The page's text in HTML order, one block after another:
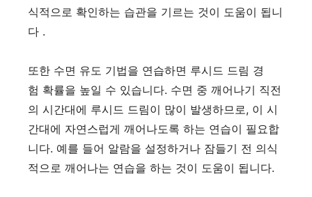
식적으로 확인하는 습관을 기르는 것이 도움이 됩니
다 .
또한 수면 유도 기법을 연습하면 루시드 드림 경
험 확률을 높일 수 있습니다. 수면 중 깨어나기 직전
의 시간대에 루시드 드림이 많이 발생하므로, 이 시
간대에 자연스럽게 깨어나도록 하는 연습이 필요합
니다. 예를 들어 알람을 설정하거나 잠들기 전 의식
적으로 깨어나는 연습을 하는 것이 도움이 됩니다.